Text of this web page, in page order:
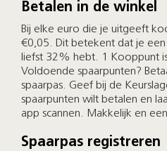
Betalen in de winkel
Bij elke euro die je uitgeeft
€0,05. Dit betekent dat je
liefst 32% hebt. 1 Kooppunt
Voldoende spaarpunten?
spaarpas. Geef bij de
spaarpunten wilt betalen en
app scannen. Makkelijk en
Spaarpas registreren